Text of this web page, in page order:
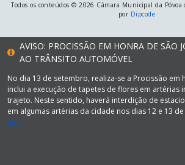
Todos os conteúdos © 2026 Câmara Municipal da
por Dipcode
AVISO: PROCISSÃO EM HONRA DE SÃO
AO TRÂNSITO AUTOMÓVEL
No dia 13 de setembro, realiza-se a Procissão em
inclui a execução de tapetes de flores em artérias
trajeto. Neste sentido, haverá interdição de
em algumas artérias da cidade nos dias 12 e 13
aqui.